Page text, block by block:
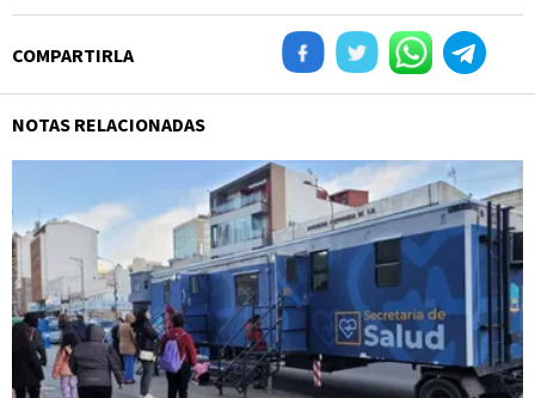
COMPARTIRLA
NOTAS RELACIONADAS